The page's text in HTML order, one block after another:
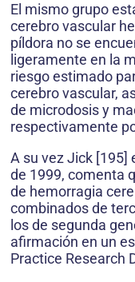
El mismo grupo
cerebro vascular
píldora no se
ligeramente en la
riesgo estimado
cerebro vascular,
de microdosis y
respectivamente
A su vez Jick [195]
de 1999, comenta
de hemorragia
combinados de
los de segunda
afirmación en un
Practice Research